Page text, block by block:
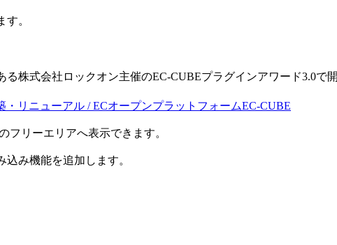
。
る株式会社ロックオン主催のEC-CUBEプラグインアワード3.0で
リニューアル / ECオープンプラットフォームEC-CUBE
フリーエリアへ表示できます。
み機能を追加します。